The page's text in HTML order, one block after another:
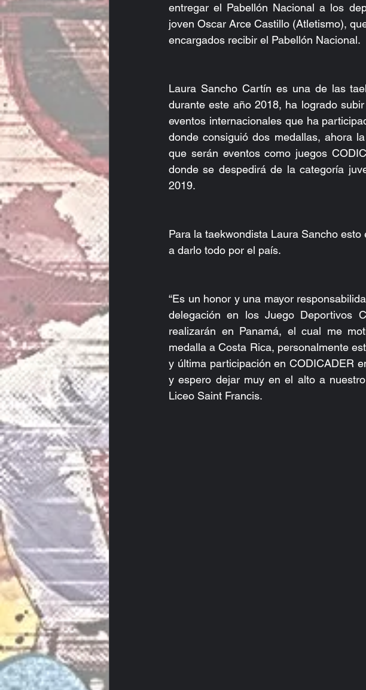
entregar el Pabellón Nacional a los
joven Oscar Arce Castillo (Atletismo),
encargados recibir el Pabellón Nacional.
Laura Sancho Cartín es una de las
durante este año 2018, ha logrado
eventos internacionales que ha
donde consiguió dos medallas, ahora
que serán eventos como juegos
donde se despedirá de la categoría
2019.
Para la taekwondista Laura Sancho
a darlo todo por el país.
“Es un honor y una mayor
delegación en los Juego Deportivos
realizarán en Panamá, el cual me
medalla a Costa Rica, personalmente
y última participación en CODICADER
y espero dejar muy en el alto a
Liceo Saint Francis.